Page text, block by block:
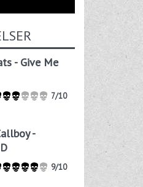
- Give Me
7/10
-
9/10